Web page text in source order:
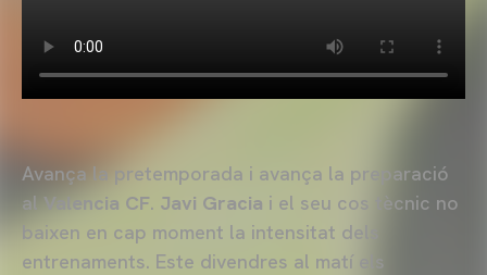
Avança la pretemporada i avança la preparació
al Valencia CF. Javi Gracia i el seu cos tècnic no
baixen en cap moment la intensitat dels
entrenaments. Este divendres al matí els